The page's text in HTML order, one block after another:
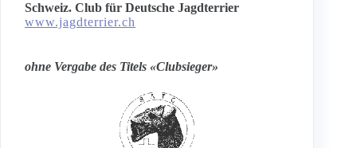
Schweiz. Club für Deutsche Jagdterrier
www.jagdterrier.ch
ohne Vergabe des Titels «Clubsieger»